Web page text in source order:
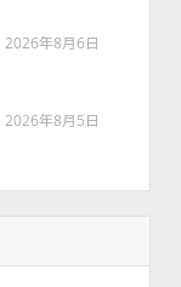
2026年8月6日
2026年8月5日